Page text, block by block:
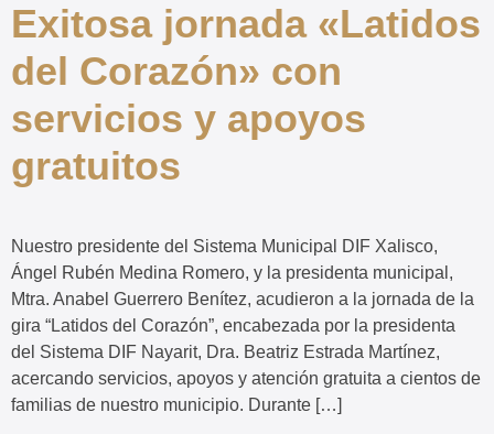
Exitosa jornada «Latidos
del Corazón» con
servicios y apoyos
gratuitos
Nuestro presidente del Sistema Municipal DIF Xalisco,
Ángel Rubén Medina Romero, y la presidenta municipal,
Mtra. Anabel Guerrero Benítez, acudieron a la jornada de la
gira “Latidos del Corazón”, encabezada por la presidenta
del Sistema DIF Nayarit, Dra. Beatriz Estrada Martínez,
acercando servicios, apoyos y atención gratuita a cientos de
familias de nuestro municipio. Durante […]